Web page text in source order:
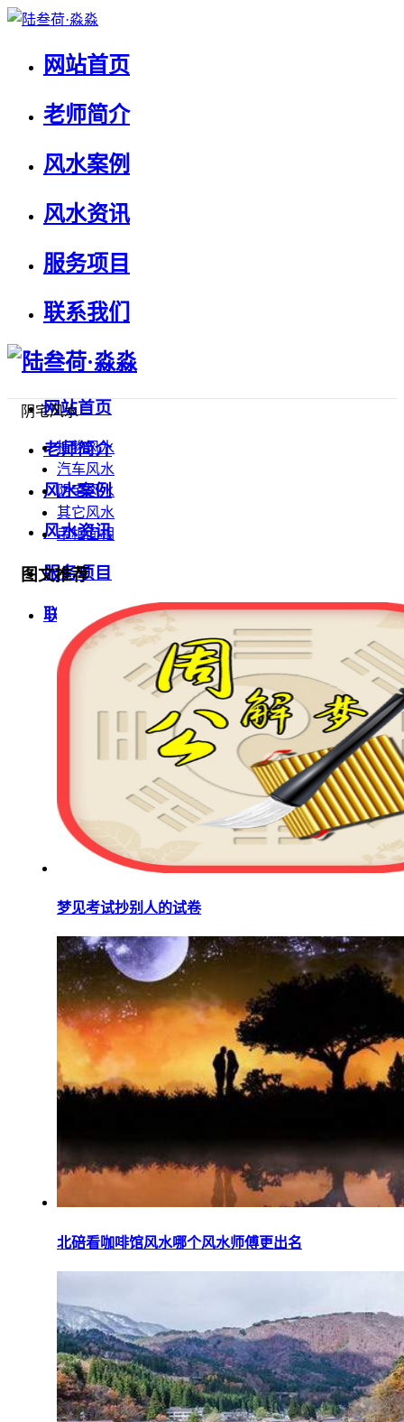
网站首页
老师简介
风水案例
风水资讯
服务项目
联系我们
网站首页
老师简介
风水案例
风水资讯
服务项目
联系我们
阴宅风水
植物风水
汽车风水
阴宅风水
其它风水
手相面相
图文推荐
梦见考试抄别人的试卷
北碚看咖啡馆风水哪个风水师傅更出名